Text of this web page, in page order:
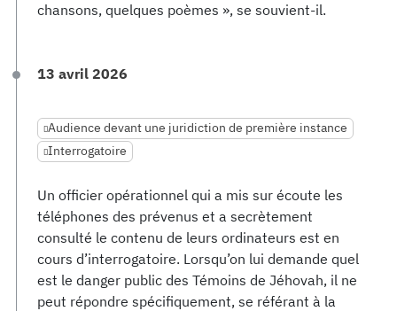
chansons, quelques poèmes », se souvient-il.
13 avril 2026
Audience devant une juridiction de première instance
Interrogatoire
Un officier opérationnel qui a mis sur écoute les
téléphones des prévenus et a secrètement
consulté le contenu de leurs ordinateurs est en
cours d’interrogatoire. Lorsqu’on lui demande quel
est le danger public des Témoins de Jéhovah, il ne
peut répondre spécifiquement, se référant à la